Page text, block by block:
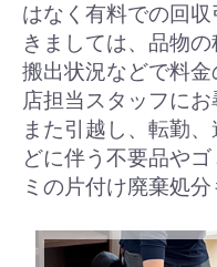
はなく有料での回
きましては、品物
搬出状況などで料
店担当スタッフにお
また引越し、転勤
どに伴う不要品や
ミの片付け廃棄処